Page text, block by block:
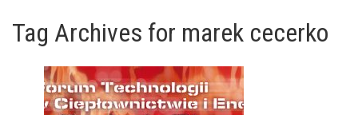
Tag Archives for marek cecerko